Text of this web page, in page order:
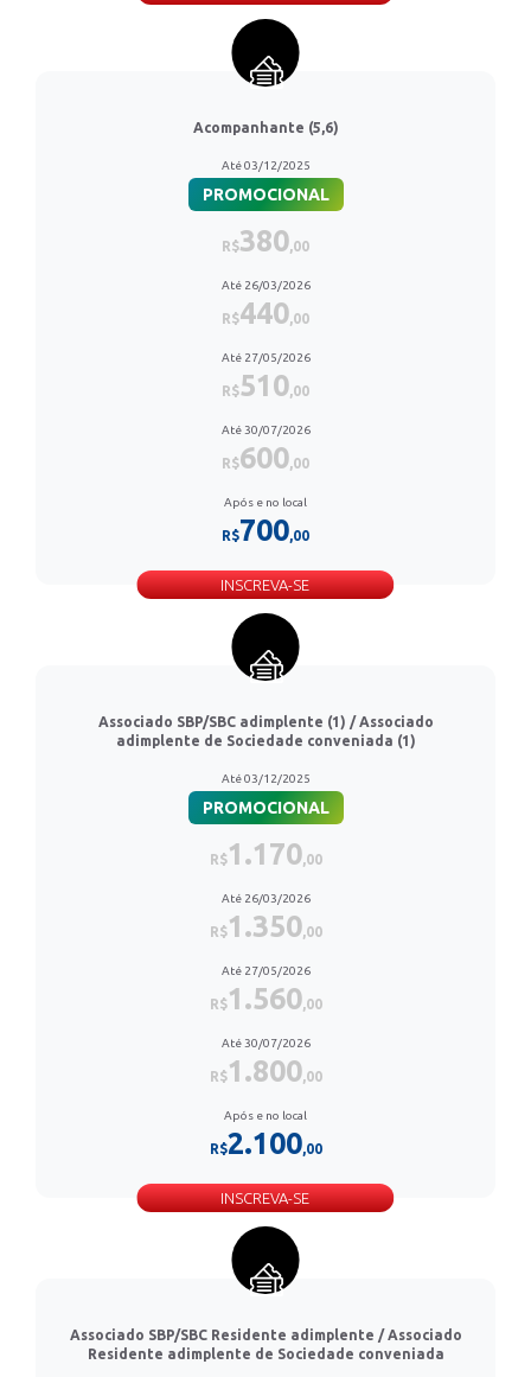
Acompanhante (5,6)
Até 03/12/2025
PROMOCIONAL
R$380,00
Até 26/03/2026
R$440,00
Até 27/05/2026
R$510,00
Até 30/07/2026
R$600,00
Após e no local
R$700,00
INSCREVA-SE
Associado SBP/SBC adimplente (1) / Associado
adimplente de Sociedade conveniada (1)
Até 03/12/2025
PROMOCIONAL
R$1.170,00
Até 26/03/2026
R$1.350,00
Até 27/05/2026
R$1.560,00
Até 30/07/2026
R$1.800,00
Após e no local
R$2.100,00
INSCREVA-SE
Associado SBP/SBC Residente adimplente / Associado
Residente adimplente de Sociedade conveniada